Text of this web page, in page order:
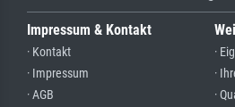
Impressum & Kontakt
· Kontakt
· Impressum
· AGB
·
·
·